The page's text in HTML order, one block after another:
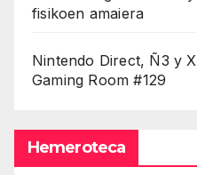
fisikoen amaiera
Nintendo Direct, Ñ3 y
Gaming Room #129
Hemeroteca